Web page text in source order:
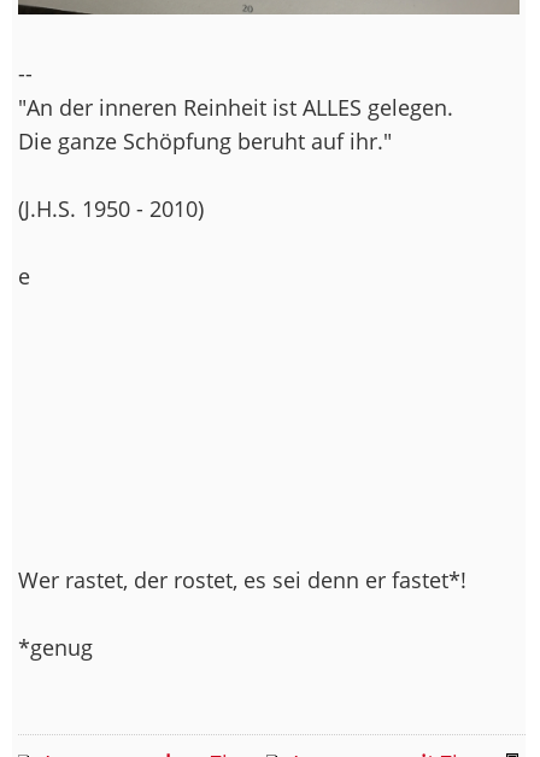
--
"An der inneren Reinheit ist ALLES gelegen.
Die ganze Schöpfung beruht auf ihr."
(J.H.S. 1950 - 2010)
e
Wer rastet, der rostet, es sei denn er fastet*!
*genug